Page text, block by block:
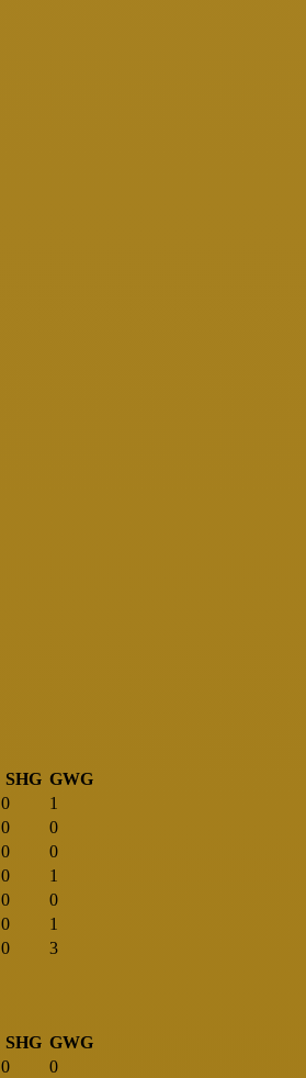
SHG GWG
0
1
0
0
0
0
0
1
0
0
0
1
0 3
SHG GWG
0 0